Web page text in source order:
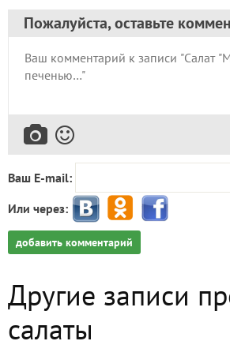
Пожалуйста, оставьте
Ваш E-mail:
Или через:
добавить комментарий
Другие записи
салаты